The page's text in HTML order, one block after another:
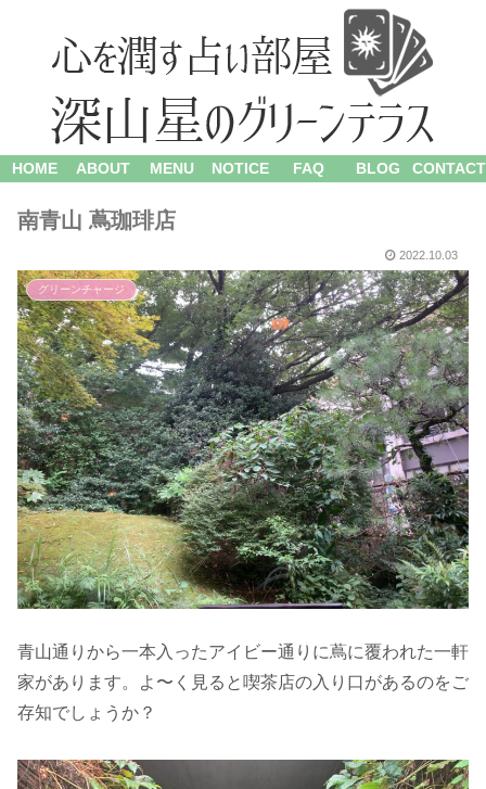
HOME ABOUT MENU NOTICE FAQ BLOG CONTACT
南青山 蔦珈琲店
2022.10.03
グリーンチャージ
青山通りから一本入ったアイビー通りに蔦に覆われた一軒
家があります。よ〜く見ると喫茶店の入り口があるのをご
存知でしょうか？